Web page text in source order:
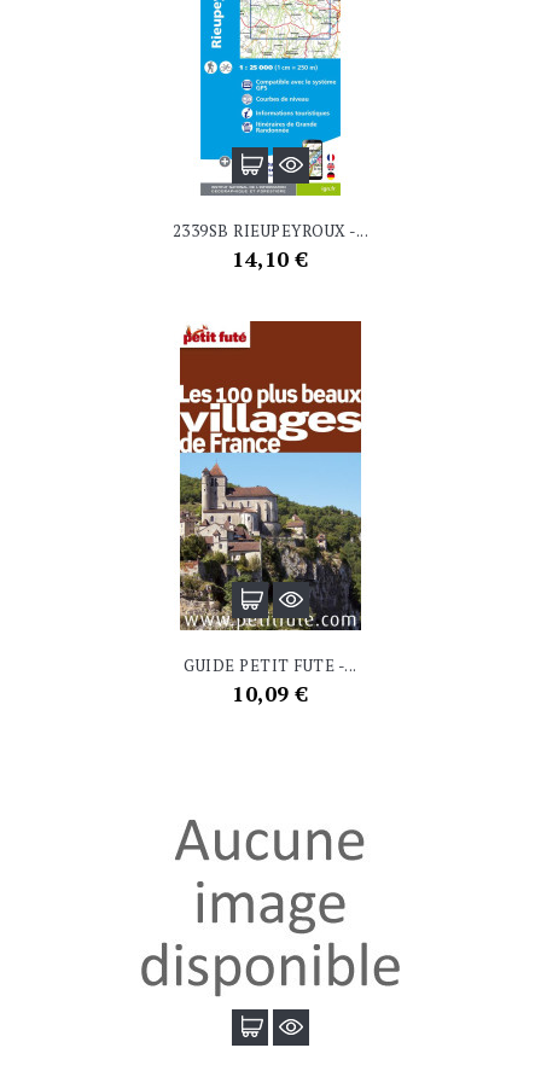
2339SB RIEUPEYROUX -...
Prix
14,10 €
GUIDE PETIT FUTE -...
Prix
10,09 €